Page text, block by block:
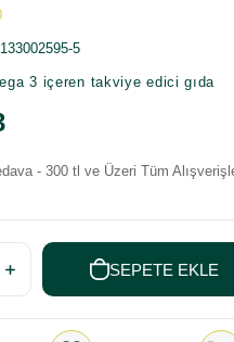
5
3 içeren takviye edici gıda
- 300 tl ve Üzeri Tüm